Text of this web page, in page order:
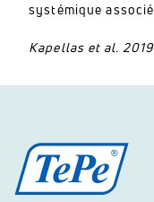
systémique
Kapellas et al.